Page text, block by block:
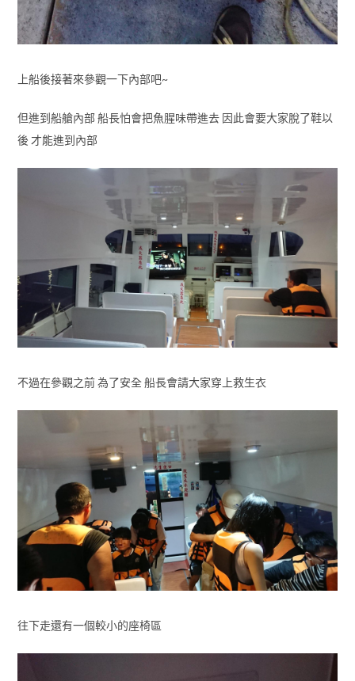
上船後接著來參觀一下內部吧~
但進到船艙內部 船長怕會把魚腥味帶進去 因此會要大家脫了鞋以
後 才能進到內部
不過在參觀之前 為了安全 船長會請大家穿上救生衣
往下走還有一個較小的座椅區